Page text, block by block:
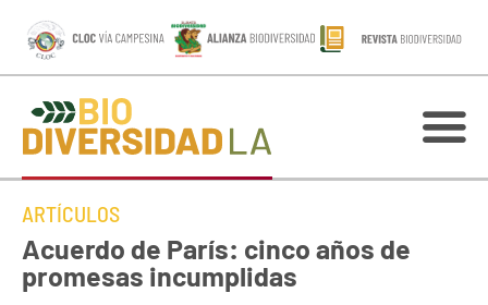
ARTÍCULOS
Acuerdo de París: cinco años de
promesas incumplidas